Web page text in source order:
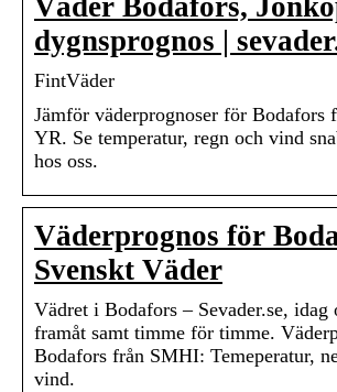
Väder Bodafors,
dygnsprognos |
FintVäder
Jämför väderprognoser för Bodafors
YR. Se temperatur, regn och vind
hos oss.
Väderprognos för
Svenskt Väder
Vädret i Bodafors – Sevader.se, idag
framåt samt timme för timme.
Bodafors från SMHI: Temeperatur,
vind.